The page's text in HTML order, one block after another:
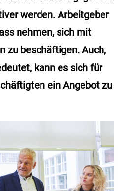
werden. Arbeitgeber
nehmen, sich mit
zu beschäftigen. Auch,
kann es sich für
ein Angebot zu